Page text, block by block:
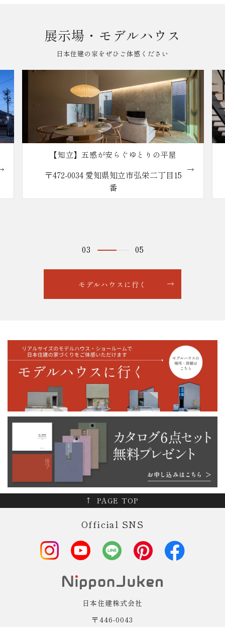
展示場・モデルハウス
日本住建の家をぜひご体感ください
【知立】五感が安らぐゆとりの平屋
〒472-0034 愛知県知立市弘栄二丁目15
番
03 05
モデルハウスに行く
PAGE TOP
Official SNS
日本住建株式会社
〒446-0043